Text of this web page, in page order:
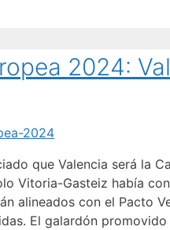
2024:
que Valencia será la
Vitoria-Gasteiz había
alineados con el Pacto
El galardón